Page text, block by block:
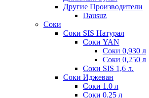
Другие Производители
Dausuz
Соки
Соки SIS Натурал
Соки YAN
Соки 0,930 л
Соки 0,250 л
Соки SIS 1,6 л.
Соки Иджеван
Соки 1.0 л
Соки 0.25 л